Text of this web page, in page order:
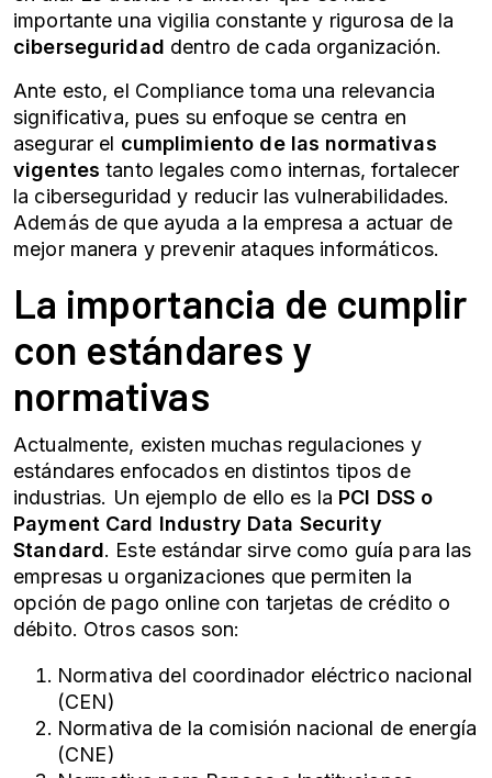
importante una vigilia constante y rigurosa de la
ciberseguridad dentro de cada organización.
Ante esto, el Compliance toma una relevancia
significativa, pues su enfoque se centra en
asegurar el cumplimiento de las normativas
vigentestanto legales como internas, fortalecer
la ciberseguridad y reducir las vulnerabilidades.
Además de que ayuda a la empresa a actuar de
mejor manera y prevenir ataques informáticos.
La importancia de cumplir
con estándares y
normativas
Actualmente, existen muchas regulaciones y
estándares enfocados en distintos tipos de
industrias. Un ejemplo de ello es la PCI DSS o
Payment Card Industry Data Security
Standard. Este estándar sirve como guía para las
empresas u organizaciones que permiten la
opción de pago online con tarjetas de crédito o
débito. Otros casos son:
Normativa del coordinador eléctrico nacional
(CEN)
Normativa de la comisión nacional de energía
(CNE)